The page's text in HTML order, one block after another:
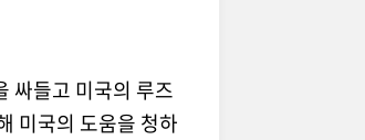
싸들고 미국의 루즈
미국의 도움을 청하